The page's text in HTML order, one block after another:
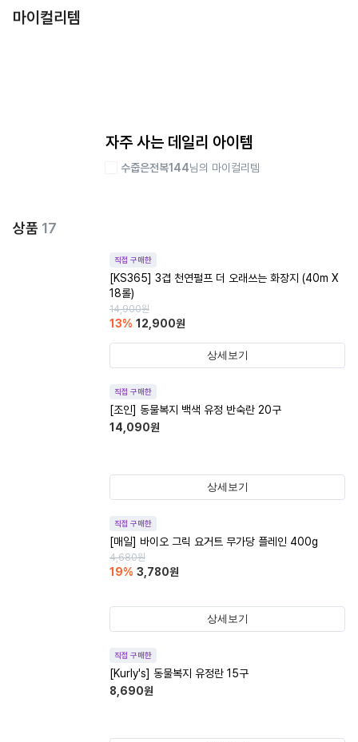
마이컬리템
자주 사는 데일리 아이템
수줍은전복144님의 마이컬리템
상품 17
직접 구매한
[KS365] 3겹 천연펄프 더 오래쓰는 화장지 (40m X
18롤)
14,900원
13% 12,900원
상세보기
직접 구매한
[조인] 동물복지 백색 유정 반숙란 20구
14,090원
상세보기
직접 구매한
[매일] 바이오 그릭 요거트 무가당 플레인 400g
4,680원
19% 3,780원
상세보기
직접 구매한
[Kurly's] 동물복지 유정란 15구
8,690원